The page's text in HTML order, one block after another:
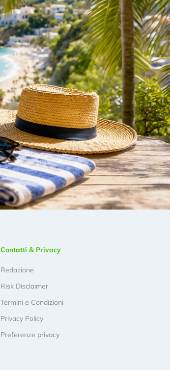
Contatti & Privacy
Redazione
Risk Disclaimer
Termini e Condizioni
Privacy Policy
Preferenze privacy